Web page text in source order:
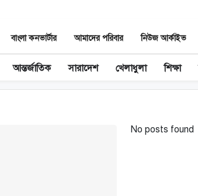
বাংলা কনভার্টার আমাদের পরিবার নিউজ আর্কাইভ
আন্তর্জাতিক সারাদেশ খেলাধুলা শিক্ষা
No posts found